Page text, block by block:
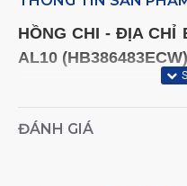
HỒNG CHI -ĐỊA CHỈ
AL10 (HB386483ECW)
sửa chữa điện thoại
ĐÁNH GIÁ